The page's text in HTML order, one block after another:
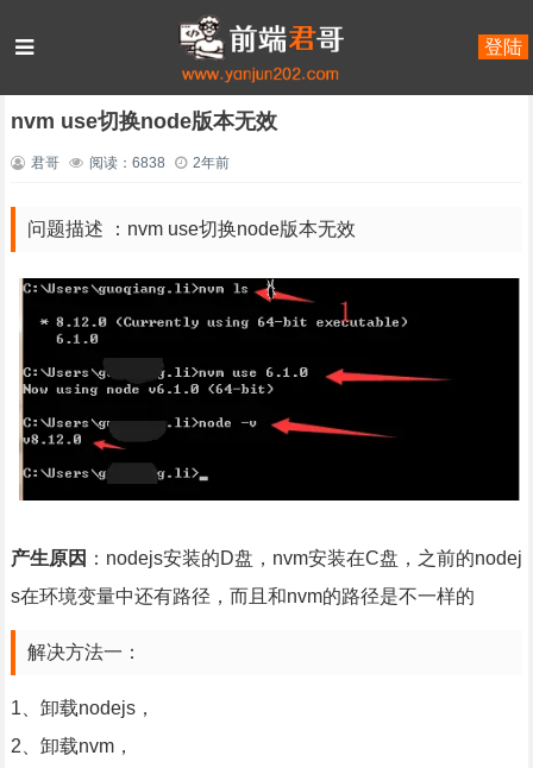
登陆
nood.js 正文
nvm use切换node版本无效
君哥 阅读：6838 2年前
问题描述 ：nvm use切换node版本无效
产生原因 ：nodejs安装的D盘，nvm安装在C盘，之前的nodej
s在环境变量中还有路径，而且和nvm的路径是不一样的
解决方法一：
1、卸载nodejs，
2、卸载nvm，